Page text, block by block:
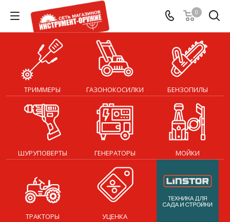
0
ТРИММЕРЫ ГАЗОНОКОСИЛКИ БЕНЗОПИЛЫ
ШУРУПОВЕРТЫ ГЕНЕРАТОРЫ МОЙКИ
ТРАКТОРЫ УЦЕНКА